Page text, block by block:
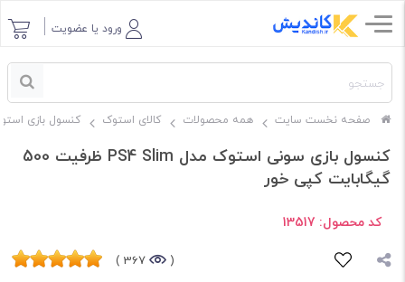
ورود یا عضویت
صفحه نخست سایت همه محصولات کالای استوک کنسول بازی
کنسول بازی سونی استوک مدل PS4 Slim ظرفیت 500
گیگابایت کپی خور
کد محصول: 13517
(
367 )